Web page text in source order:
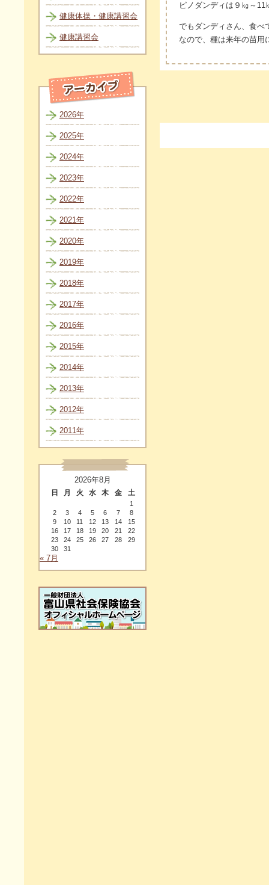
ピノダンディは９㎏～11
でもダンディさん、食べ
なので、種は来年の苗用
健康体操・健康講習会
健康講習会
2026年
2025年
2024年
2023年
2022年
2021年
2020年
2019年
2018年
2017年
2016年
2015年
2014年
2013年
2012年
2011年
2026年8月
日 月 火 水 木 金 土
1
2
3 4 5 6 7
8
9
10 11 12 13 14
15
16
17 18 19 20 21
22
23
24 25 26 27 28
29
30
31
« 7月